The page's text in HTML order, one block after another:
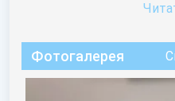
Фотогалерея